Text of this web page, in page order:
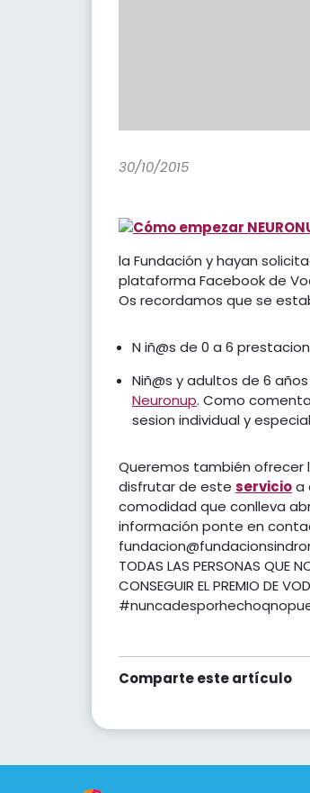
30/10/2015
la Fundación y hayan
plataforma Facebook de
Os recordamos que se
N iñ@s de 0 a 6
Niñ@s y adultos de 6
Neuronup. Como
sesion individual y
Queremos también ofrecer
disfrutar de este servicioa
comodidad que conlleva
información ponte en
TODAS LAS PERSONAS QUE
CONSEGUIR EL PREMIO DE
Comparte este artículo